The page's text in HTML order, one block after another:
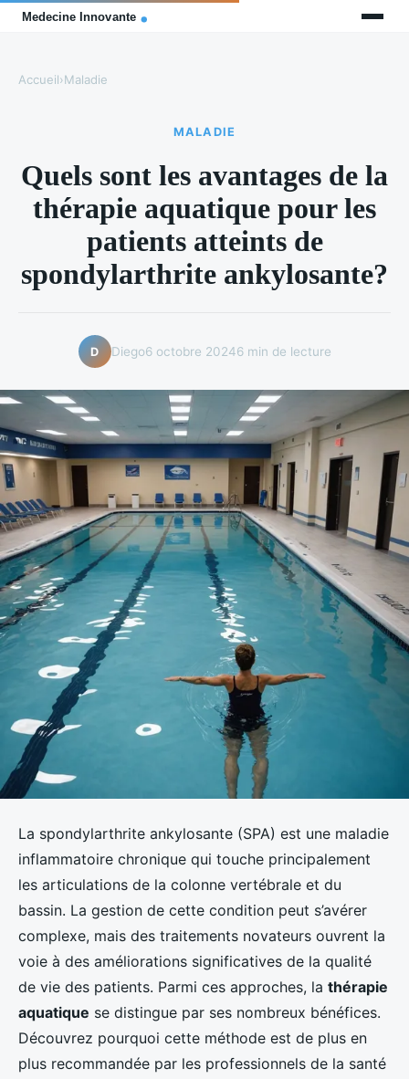
Accueil›Maladie
MALADIE
Quels sont les avantages de la
thérapie aquatique pour les
patients atteints de
spondylarthrite ankylosante?
D Diego6 octobre 20246 min de lecture
La spondylarthrite ankylosante (SPA) est une maladie
inflammatoire chronique qui touche principalement
les articulations de la colonne vertébrale et du
bassin. La gestion de cette condition peut s’avérer
complexe, mais des traitements novateurs ouvrent la
voie à des améliorations significatives de la qualité
de vie des patients. Parmi ces approches, la thérapie
aquatique se distingue par ses nombreux bénéfices.
Découvrez pourquoi cette méthode est de plus en
plus recommandée par les professionnels de la santé